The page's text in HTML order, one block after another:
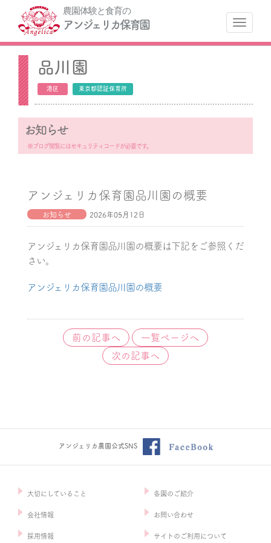
農園体験と食育の
アンジェリカ保育園 ナ
品川園
港区 東京都認証保育所
お知らせ
※ブログ閲覧にはセキュリティコードが必要です。
アンジェリカ保育園品川園の概要
お知らせ 2026年05月12日
アンジェリカ保育園品川園の概要は下記をご参照くだ
さい。
アンジェリカ保育園品川園の概要
前の記事へ
一覧ページへ
次の記事へ
アンジェリカ農園公式SNS
大切にしていること
会社情報
採用情報
各園のご紹介
お問い合わせ
サイトのご利用について